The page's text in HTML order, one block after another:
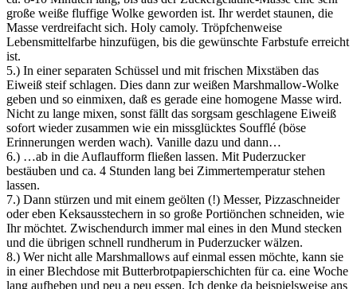
große weiße fluffige Wolke geworden ist. Ihr werdet staunen, die
Masse verdreifacht sich. Holy camoly. Tröpfchenweise
Lebensmittelfarbe hinzufügen, bis die gewünschte Farbstufe erreicht
ist.
5.) In einer separaten Schüssel und mit frischen Mixstäben das
Eiweiß steif schlagen. Dies dann zur weißen Marshmallow-Wolke
geben und so einmixen, daß es gerade eine homogene Masse wird.
Nicht zu lange mixen, sonst fällt das sorgsam geschlagene Eiweiß
sofort wieder zusammen wie ein missglücktes Soufflé (böse
Erinnerungen werden wach). Vanille dazu und dann…
6.) …ab in die Auflaufform fließen lassen. Mit Puderzucker
bestäuben und ca. 4 Stunden lang bei Zimmertemperatur stehen
lassen.
7.) Dann stürzen und mit einem geölten (!) Messer, Pizzaschneider
oder eben Keksausstechern in so große Portiönchen schneiden, wie
Ihr möchtet. Zwischendurch immer mal eines in den Mund stecken
und die übrigen schnell rundherum in Puderzucker wälzen.
8.) Wer nicht alle Marshmallows auf einmal essen möchte, kann sie
in einer Blechdose mit Butterbrotpapierschichten für ca. eine Woche
lang aufheben und peu a peu essen. Ich denke da beispielsweise ans